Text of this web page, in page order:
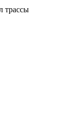
трассы